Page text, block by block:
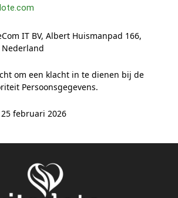
IT BV, Albert Huismanpad 166,
Nederland
om een klacht in te dienen bij de
Persoonsgegevens.
februari 2026